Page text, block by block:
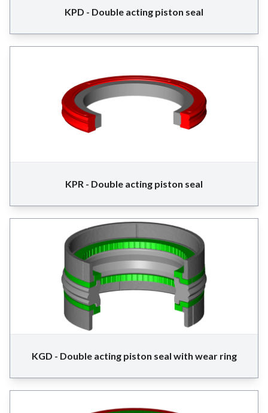
KPD - Double acting piston seal
KPR - Double acting piston seal
KGD - Double acting piston seal with wear ring